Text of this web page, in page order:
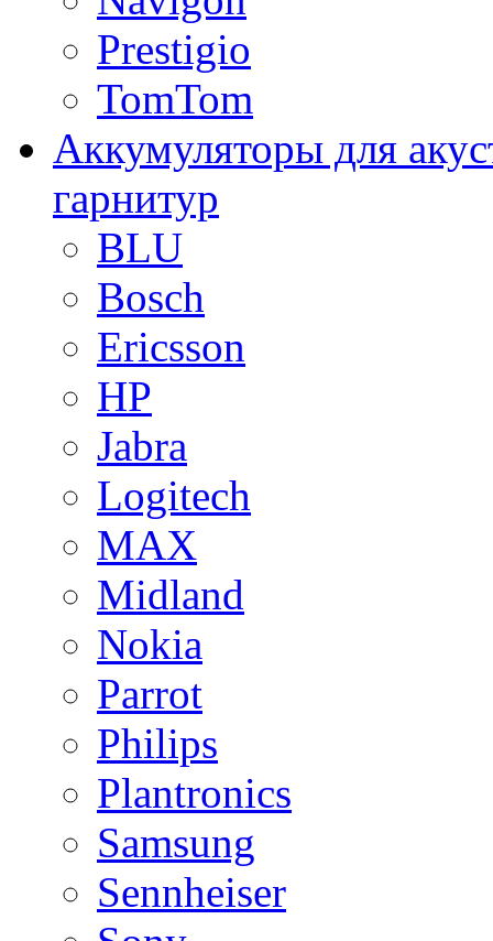
Prestigio
TomTom
Аккумуляторы для
гарнитур
BLU
Bosch
Ericsson
HP
Jabra
Logitech
MAX
Midland
Nokia
Parrot
Philips
Plantronics
Samsung
Sennheiser